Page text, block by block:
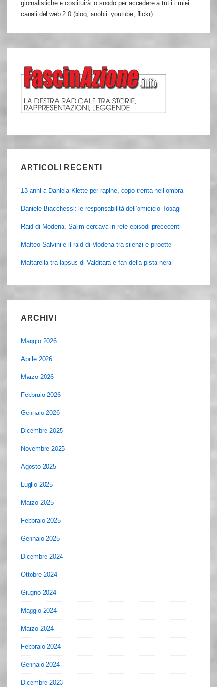
giornalistiche e costituirà lo snodo per accedere a tutti i miei
canali del web 2.0 (blog, anobii, youtube, flickr)
ARTICOLI RECENTI
13 anni a Daniela Klette per rapine, dopo trenta nell’ombra
Daniele Biacchessi: le responsabilità dell’omicidio Tobagi
Raid di Modena, Salim cercava in rete episodi precedenti
Matteo Salvini e il raid di Modena tra silenzi e piroette
Mattarella tra lapsus di Valditara e fan della pista nera
ARCHIVI
Maggio 2026
Aprile 2026
Marzo 2026
Febbraio 2026
Gennaio 2026
Dicembre 2025
Novembre 2025
Agosto 2025
Luglio 2025
Marzo 2025
Febbraio 2025
Gennaio 2025
Dicembre 2024
Ottobre 2024
Giugno 2024
Maggio 2024
Marzo 2024
Febbraio 2024
Gennaio 2024
Dicembre 2023